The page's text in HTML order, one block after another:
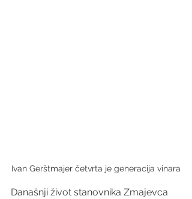
Ivan Gerštmajer četvrta je generacija vinara
Današnji život stanovnika Zmajevca